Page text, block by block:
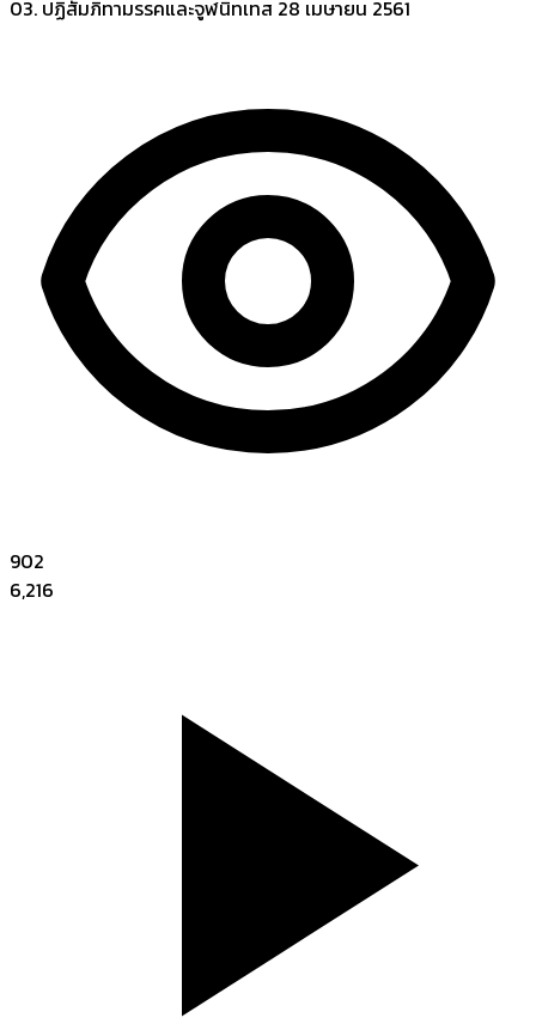
03. ปฏิสัมภิทามรรคและจูฬนิทเทส 28 เมษายน 2561
902
6,216